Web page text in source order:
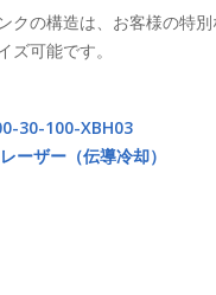
クの構造は、お客様の特
ズ可能です。
30-100-XBH03
ーザー（伝導冷却）